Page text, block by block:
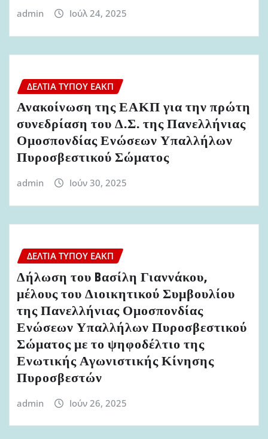
admin Ιούλ 24, 2025
ΔΕΛΤΊΑ ΤΎΠΟΥ ΕΑΚΠ
Ανακοίνωση της ΕΑΚΠ για την πρώτη
συνεδρίαση του Δ.Σ. της Πανελλήνιας
Ομοσπονδίας Ενώσεων Υπαλλήλων
Πυροσβεστικού Σώματος
admin Ιούν 30, 2025
ΔΕΛΤΊΑ ΤΎΠΟΥ ΕΑΚΠ
Δήλωση του Bασίλη Γιαννάκου,
μέλους του Διοικητικού Συμβουλίου
της Πανελλήνιας Ομοσπονδίας
Ενώσεων Υπαλλήλων Πυροσβεστικού
Σώματος με το ψηφοδέλτιο της
Ενωτικής Αγωνιστικής Κίνησης
Πυροσβεστών
admin Ιούν 26, 2025